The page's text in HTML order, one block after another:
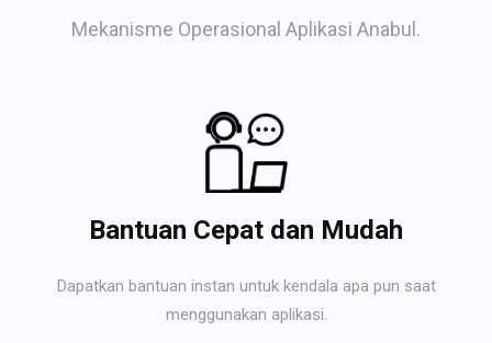
Mekanisme Operasional Aplikasi Anabul.
Bantuan Cepat dan Mudah
Dapatkan bantuan instan untuk kendala apa pun saat
menggunakan aplikasi.